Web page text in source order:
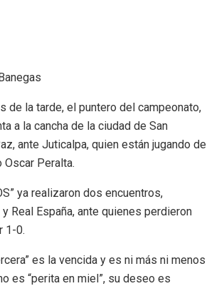
de la tarde, el puntero del campeonato,
a la cancha de la ciudad de San
ante Juticalpa, quien están jugando de
Peralta.
ya realizaron dos encuentros,
Real España, ante quienes perdieron
1-0.
es la vencida y es ni más ni menos
es “perita en miel”, su deseo es